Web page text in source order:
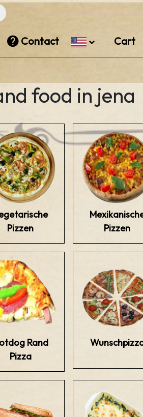
Contact Cart
food in jena
Pizzen
Pizzen
Rand
Pizza